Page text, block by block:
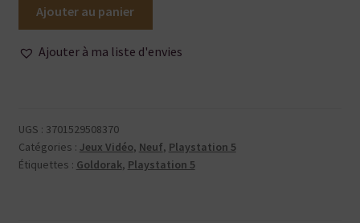
le
loups
PS5
Ajouter au panier
Ajouter à ma liste d'envies
UGS : 3701529508370
Catégories : Jeux Vidéo, Neuf, Playstation 5
Étiquettes : Goldorak, Playstation 5